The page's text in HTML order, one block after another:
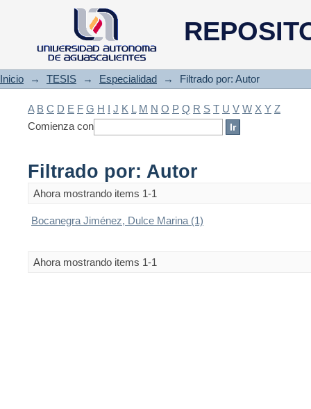
Filtrado por: Autor
Inicio → TESIS → Especialidad → Filtrado por: Autor
A B C D E F G H I J K L M N O P Q R S T U V W X Y Z
Comienza con
Filtrado por: Autor
Ahora mostrando items 1-1
Bocanegra Jiménez, Dulce Marina (1)
Ahora mostrando items 1-1